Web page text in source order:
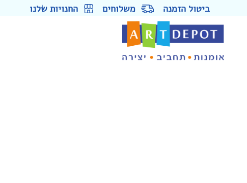
ביטול הזמנה משלוחים החנויות שלנו